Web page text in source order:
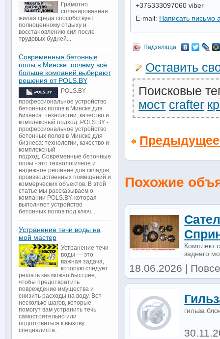
+375333097060 viber
E-mail: Написать письмо
Падзяліцца
Оставить
Поисковые
мост crafter
Похожие
Комплект
заднего
18.06.2026 |
гильза
Грамотно
спланированная
жилая среда способствует
полноценному отдыху и
восстановлению сил после
трудовых будней...
Современные бетонные
полы в Минске: почему всё
больше компаний выбирают
решения от POLS.BY
POLS.BY -
профессиональное устройство
бетонных полов в Минске для
бизнеса: технологии, качество и
комплексный подход..POLS.BY -
профессиональное устройство
бетонных полов в Минске для
бизнеса: технологии, качество и
комплексный
подход..Современные бетонные
полы - это технологичное и
надёжное решение для складов,
производственных помещений и
коммерческих объектов. В этой
статье мы рассказываем о
компании POLS.BY, которая
выполняет устройство
бетонных полов под ключ...
Устранение течи воды на
мой мастер
Устранение течи
воды — это
важная задача,
которую следует
решать как можно быстрее,
чтобы предотвратить
повреждение имущества и
снизить расходы на воду. Вот
несколько шагов, которые
помогут вам устранить течь
самостоятельно или
подготовиться к вызову
специалиста...